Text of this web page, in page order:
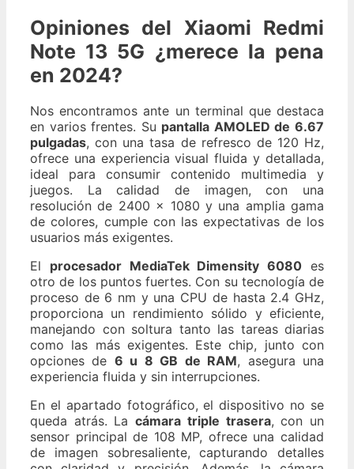
Opiniones del Xiaomi Redmi
Note 13 5G ¿merece la pena
en 2024?
Nos encontramos ante un terminal que destaca
en varios frentes. Su pantalla AMOLED de 6.67
pulgadas, con una tasa de refresco de 120 Hz,
ofrece una experiencia visual fluida y detallada,
ideal para consumir contenido multimedia y
juegos. La calidad de imagen, con una
resolución de 2400 x 1080 y una amplia gama
de colores, cumple con las expectativas de los
usuarios más exigentes.
El procesador MediaTek Dimensity 6080 es
otro de los puntos fuertes. Con su tecnología de
proceso de 6 nm y una CPU de hasta 2.4 GHz,
proporciona un rendimiento sólido y eficiente,
manejando con soltura tanto las tareas diarias
como las más exigentes. Este chip, junto con
opciones de 6 u 8 GB de RAM, asegura una
experiencia fluida y sin interrupciones.
En el apartado fotográfico, el dispositivo no se
queda atrás. Lacámara triple trasera, con un
sensor principal de 108 MP, ofrece una calidad
de imagen sobresaliente, capturando detalles